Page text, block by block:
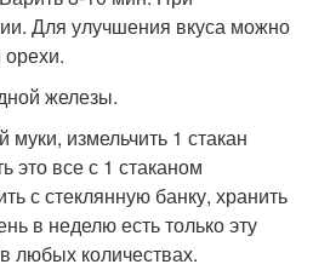
Для улучшения вкуса можно
железы.
муки, измельчить 1 стакан
это все с 1 стаканом
с стеклянную банку, хранить
в неделю есть только эту
любых количествах.